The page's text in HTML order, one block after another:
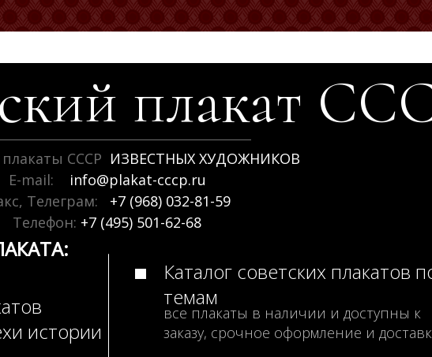
плакат
СССР ИЗВЕСТНЫХ ХУДОЖНИКОВ
E-mail:
info@plakat-cccp.ru
Телеграм:
+7 (968) 032-81-59
Телефон: +7 (495) 501-62-68
истории
Каталог советских плакатов
темам
все плакаты в наличии и доступны к
заказу, срочное оформление и